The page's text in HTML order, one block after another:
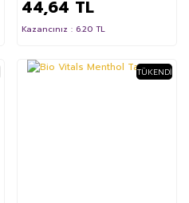
44,64 TL
Kazancınız : 6.20 TL
%20 TÜKENDI